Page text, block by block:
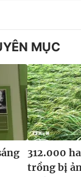
hình thức nếu
rõ nguồn VTV.vn
MỤC
312.000
trồng bị